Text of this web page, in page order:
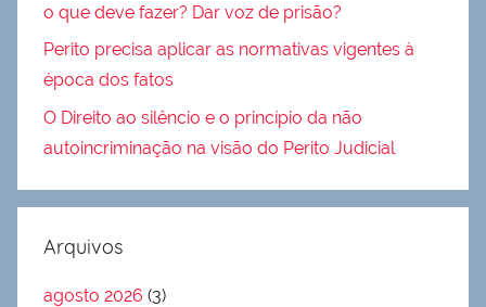
o que deve fazer? Dar voz de prisão?
Perito precisa aplicar as normativas vigentes à
época dos fatos
O Direito ao silêncio e o princípio da não
autoincriminação na visão do Perito Judicial
Arquivos
agosto 2026 (3)